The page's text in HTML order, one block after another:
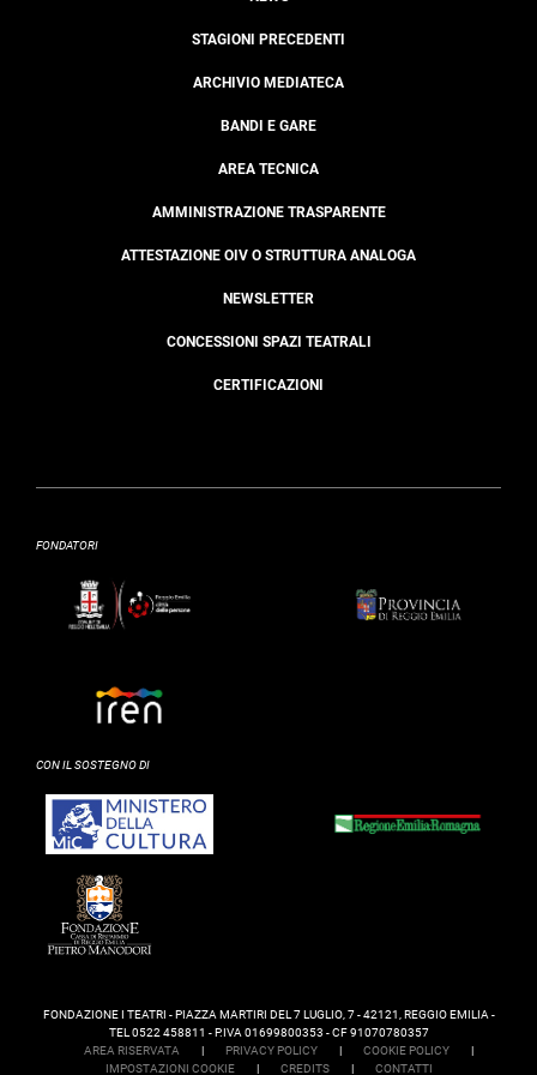
STAGIONI PRECEDENTI
ARCHIVIO MEDIATECA
BANDI E GARE
AREA TECNICA
AMMINISTRAZIONE TRASPARENTE
ATTESTAZIONE OIV O STRUTTURA ANALOGA
NEWSLETTER
CONCESSIONI SPAZI TEATRALI
CERTIFICAZIONI
FONDATORI
CON IL SOSTEGNO DI
FONDAZIONE I TEATRI - PIAZZA MARTIRI DEL 7 LUGLIO, 7 - 42121, REGGIO EMILIA -
TEL 0522 458811 - P.IVA 01699800353 - CF 91070780357
AREA RISERVATA
| PRIVACY POLICY | COOKIE POLICY
|
IMPOSTAZIONI COOKIE
| CREDITS | CONTATTI